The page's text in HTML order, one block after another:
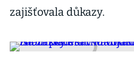
zajišťovala důkazy.